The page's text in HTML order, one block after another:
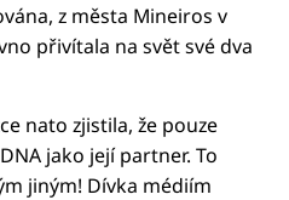
z města Mineiros v
přivítala na svět své dva
nato zjistila, že pouze
jako její partner. To
jiným! Dívka médiím